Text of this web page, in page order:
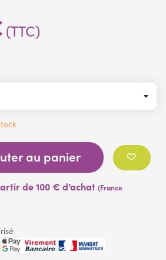
(TTC)
au panier
de 100 € d’achat (France